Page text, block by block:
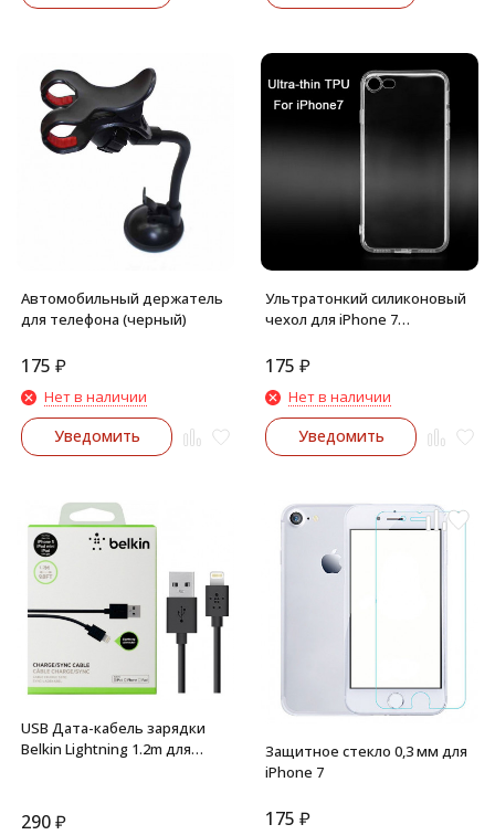
Автомобильный держатель
для телефона (черный)
175 ₽
Нет в наличии
Уведомить
Ультратонкий силиконовый
чехол для iPhone 7
175 ₽
Нет в наличии
Уведомить
USB Дата-кабель зарядки
Belkin Lightning 1.2m для
290₽
Защитное стекло 0,3 мм для
iPhone 7
175 ₽